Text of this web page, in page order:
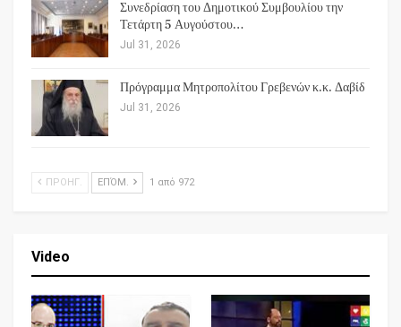
Συνεδρίαση του Δημοτικού Συμβουλίου την
Τετάρτη 5 Αυγούστου…
Jul 31, 2026
Πρόγραμμα Μητροπολίτου Γρεβενών κ.κ. Δαβίδ
Jul 31, 2026
ΠΡΟΗΓ. ΕΠΌΜ. 1 από 972
Video